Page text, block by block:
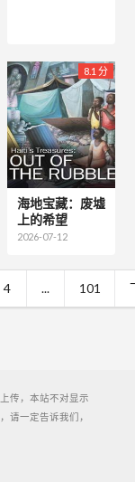
8.1 分
海地宝藏：废墟
上的希望
2026-07-12
4 ... 101
传，本站不对显示
请一定告诉我们，